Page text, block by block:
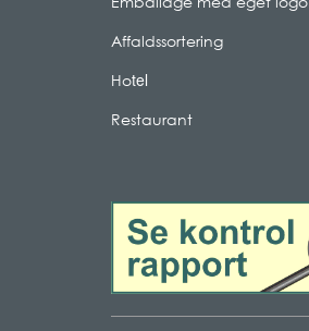
Affaldssortering
Hotel
Restaurant